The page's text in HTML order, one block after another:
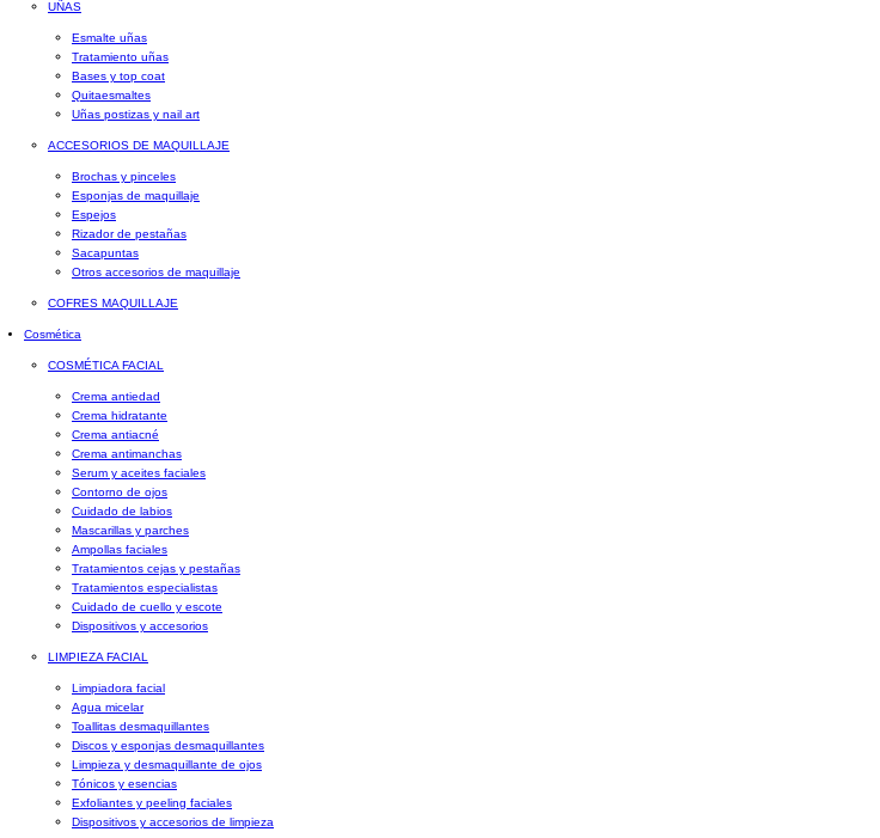
UÑAS
Esmalte uñas
Tratamiento uñas
Bases y top coat
Quitaesmaltes
Uñas postizas y nail art
ACCESORIOS DE MAQUILLAJE
Brochas y pinceles
Esponjas de maquillaje
Espejos
Rizador de pestañas
Sacapuntas
Otros accesorios de maquillaje
COFRES MAQUILLAJE
Cosmética
COSMÉTICA FACIAL
Crema antiedad
Crema hidratante
Crema antiacné
Crema antimanchas
Serum y aceites faciales
Contorno de ojos
Cuidado de labios
Mascarillas y parches
Ampollas faciales
Tratamientos cejas y pestañas
Tratamientos especialistas
Cuidado de cuello y escote
Dispositivos y accesorios
LIMPIEZA FACIAL
Limpiadora facial
Agua micelar
Toallitas desmaquillantes
Discos y esponjas desmaquillantes
Limpieza y desmaquillante de ojos
Tónicos y esencias
Exfoliantes y peeling faciales
Dispositivos y accesorios de limpieza